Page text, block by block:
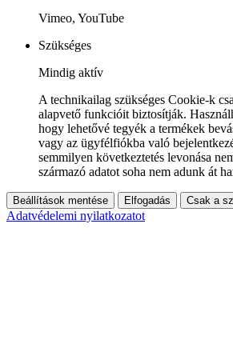
Vimeo, YouTube
Szükséges
Mindig aktív
A technikailag szükséges Cookie-k
alapvető funkcióit biztosítják.
hogy lehetővé tegyék a termékek
vagy az ügyfélfiókba való
semmilyen következtetés levonása
származó adatot soha nem adunk át
Beállítások mentése Elfogadás Csak a
Adatvédelemi nyilatkozatot